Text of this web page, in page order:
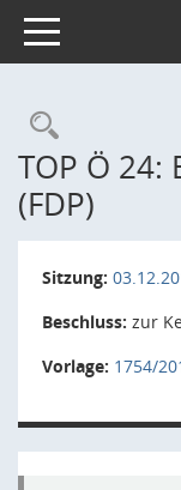
Toggle navigation
TOP Ö
(FDP)
Sitzung:
Beschluss: zur
Vorlage: 1754/